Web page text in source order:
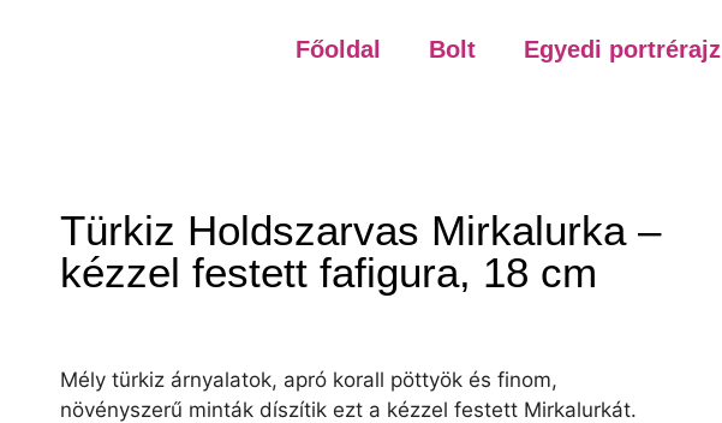
Főoldal Bolt Egyedi portrérajz
Türkiz Holdszarvas Mirkalurka –
kézzel festett fafigura, 18 cm
Mély türkiz árnyalatok, apró korall pöttyök és finom,
növényszerű minták díszítik ezt a kézzel festett Mirkalur­kát.